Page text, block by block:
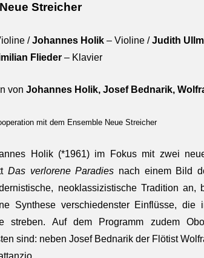
Streicher
/Johannes Holik– Violine /Judith
Flieder– Klavier
vonJohannes Holik, Josef Bednarik,
mit dem Ensemble Neue Streicher
Holik (*1961) im Fokus mit zwei
Das verlorene Paradies nach einem Bild
neoklassizistische Tradition
Synthese verschiedenster Einflüsse,
streben. Auf dem Programm zudem
sind: neben Josef Bednarik der Flötist